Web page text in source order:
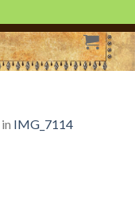
in IMG_7114